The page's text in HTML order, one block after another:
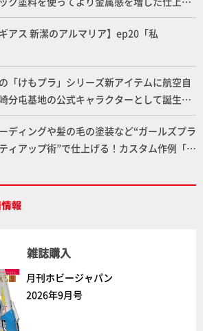
し読み】
ギアス 新潔のアルマリア】ep20「私
「けもプラ」シリーズ新アイテムに航空自
分屯基地の公式キャラクターとして誕生し
こ」が着任！けもプラ公式サイト限定版と
ラインで発売！
ディングや髪の毛の塗装など“ガールズプラ
ィアップ術”で仕上げる！カスタム作例「白
スト」～8月17日（月）11:59まで応募受付
雑誌購入
月刊ホビージャパン
2026年9月号